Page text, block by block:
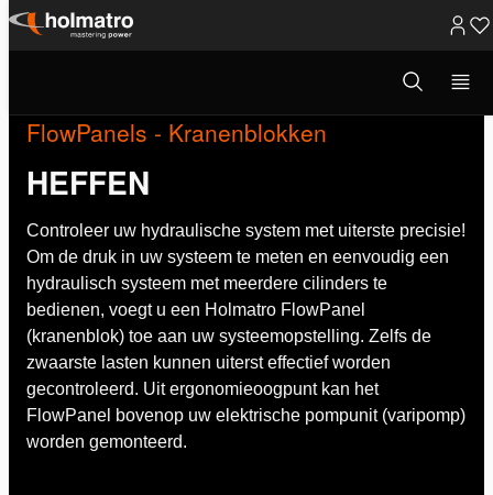
Ga
Open
zoekvenster
FlowPanels - Kranenblokken
HEFFEN
Controleer uw hydraulische system met uiterste precisie!
Om de druk in uw systeem te meten en eenvoudig een
hydraulisch systeem met meerdere cilinders te
bedienen, voegt u een Holmatro FlowPanel
(kranenblok) toe aan uw systeemopstelling. Zelfs de
zwaarste lasten kunnen uiterst effectief worden
gecontroleerd. Uit ergonomieoogpunt kan het
FlowPanel bovenop uw elektrische pompunit (varipomp)
worden gemonteerd.